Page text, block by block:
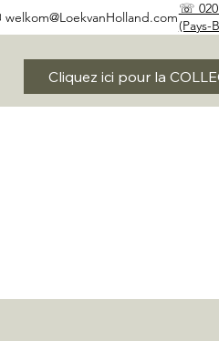
☏ 020
(Pays-
welkom@LoekvanHolland.com
Cliquez ici pour la